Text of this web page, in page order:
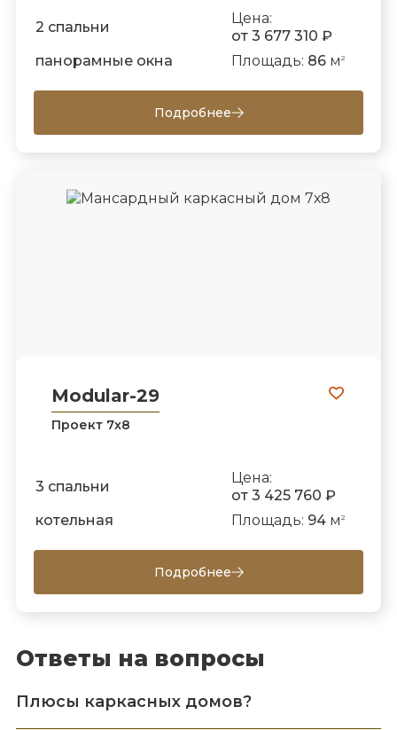
2 спальни
Цена:
от 3 677 310 ₽
панорамные окна
Площадь: 86м 2
Подробнее
Modular-29
Проект 7х8
3 спальни
Цена:
от 3 425 760 ₽
котельная
Площадь: 94м 2
Подробнее
Ответы на вопросы
Плюсы каркасных домов?